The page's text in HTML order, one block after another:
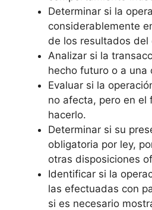
Determinar si la
considerablemente
de los resultados del
Analizar si la
hecho futuro o a una
Evaluar si la
no afecta, pero en el
hacerlo.
Determinar si su
obligatoria por ley,
otras disposiciones
Identificar si la
las efectuadas con
si es necesario